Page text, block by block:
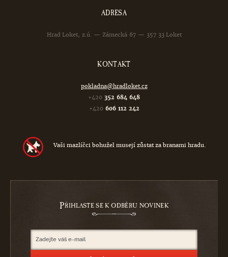
ADRESA
Hrad Loket, z.ú. — Zámecká 67 — 357 33 Loket
KONTAKT
pokladna@hradloket.cz
+420 352 684 648
+420 606 112 242
Vaši mazlíčci bohužel musejí zůstat za branami hradu.
PŘIHLASTE SE K ODBĚRU NOVINEK